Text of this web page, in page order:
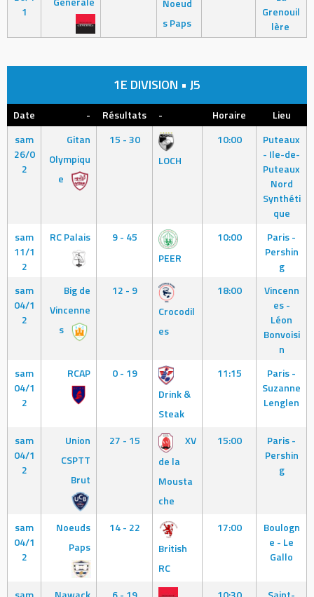
1
s Paps
Grenouil
lère
1E DIVISION • J5
Date - Résultats - Horaire
Lieu
sam
26/0
2
Gitan
Olympiqu
e
15 - 30
LOCH
10:00
Puteaux
- Ile-de-
Puteaux
Nord
Synthéti
que
sam
11/1
2
RC Palais
9 - 45
PEER
10:00
Paris -
Pershin
g
sam
04/1
2
Big de
Vincenne
s
12 - 9
Crocodil
es
18:00
Vincenn
es -
Léon
Bonvoisi
n
sam
04/1
2
RCAP
0 - 19
Drink &
Steak
11:15
Paris -
Suzanne
Lenglen
sam
04/1
2
Union
CSPTT
Brut
27 - 15
XV
de la
Mousta
che
15:00
Paris -
Pershin
g
sam
04/1
2
Noeuds
Paps
14 - 22
British
RC
17:00
Boulogn
e - Le
Gallo